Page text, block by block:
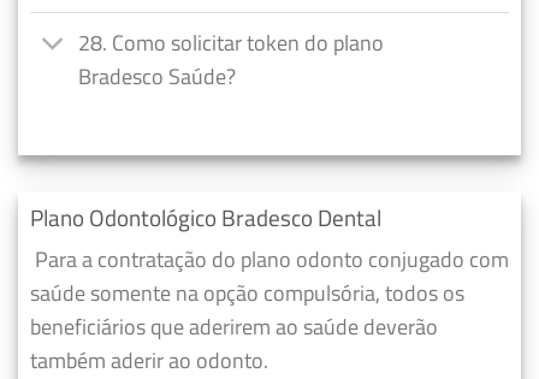
28. Como solicitar token do plano
Bradesco Saúde?
Plano Odontológico Bradesco Dental
Para a contratação do plano odonto conjugado com
saúde somente na opção compulsória, todos os
beneficiários que aderirem ao saúde deverão
também aderir ao odonto.